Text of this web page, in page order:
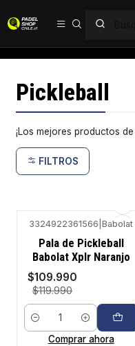
Pickleball
¡Los mejores productos de
FILTROS
-8%
3324922361566 |Babolat
Pala de Pickleball
Babolat Xplr Naranjo
$109.990
$119.990
Cantidad
Comprar ahora